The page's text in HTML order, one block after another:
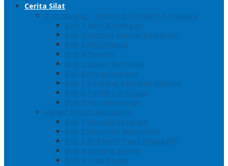
Cerita Silat
Toh Kuning – Benteng Terakhir Kertajaya
Bab 1 Jalur Banengan
Bab 2 Sampai Jumpa, Ken Arok!
Bab 3 Bergabung
Bab 4 Perwira
Bab 5 Siasat Ken Arok
Bab 6 Pengepungan
Bab 7 Gerbang Pasukan Khusus
Bab 8 Tanah Larangan
Bab 9 Penyelamatan
Langit Hitam Majapahit
Bab 1 Menuju Kotaraja
Bab 2 Matahari Majapahit
Bab 3 Di Bawah Panji Majapahit
Bab 4 Gunung Semar
Bab 5 Tiga Orang